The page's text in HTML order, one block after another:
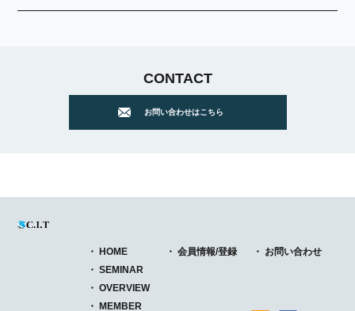
CONTACT
お問い合わせはこちら
HOME
SEMINAR
OVERVIEW
MEMBER
会員情報/登録 お問い合わせ